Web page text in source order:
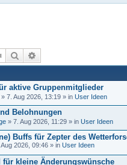
Suche
aktive Gruppenmitglieder
» 7. Aug 2026, 13:19 » in User Ideen
Belohnungen
» 7. Aug 2026, 11:29 » in User Ideen
Buffs für Zepter des
Aug 2026, 09:46 » in User Ideen
für kleine Änderungswünsche